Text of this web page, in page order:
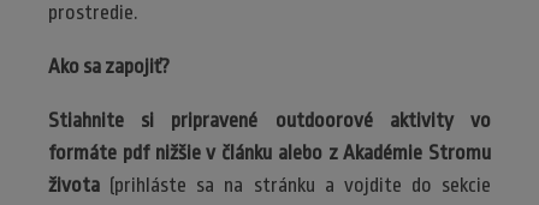
prostredie.
Ako sa zapojiť?
Stiahnite si pripravené outdoorové aktivity vo
formáte pdf nižšie v článku alebo z Akadémie Stromu
života (prihláste sa na stránku a vojdite do sekcie